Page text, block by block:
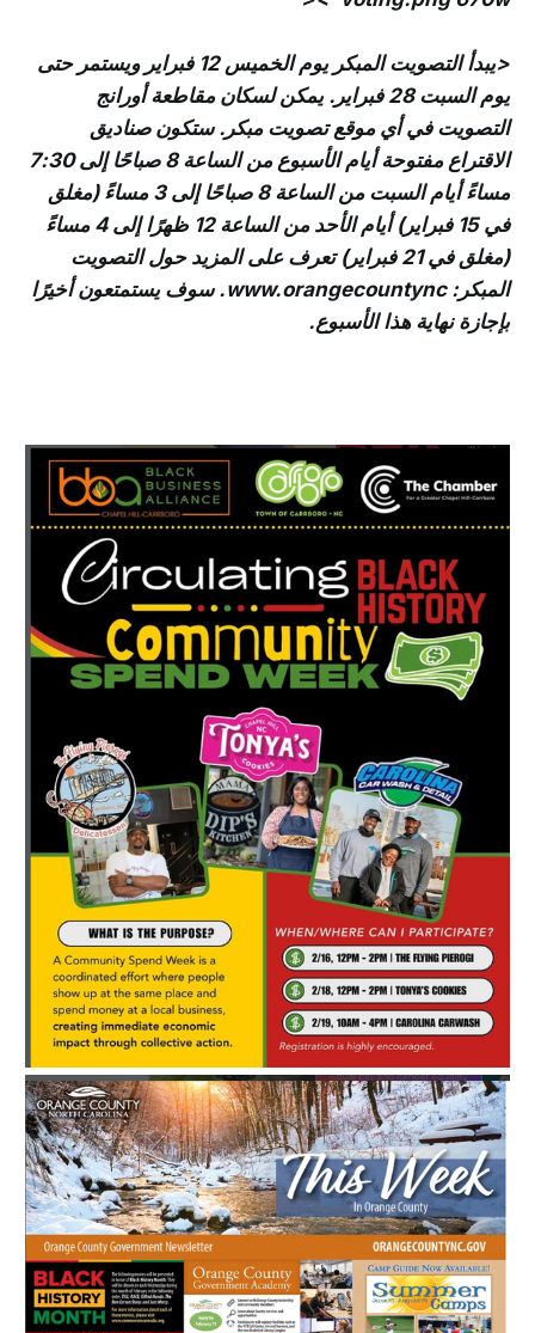
<يبدأ التصويت المبكر يوم الخميس 12 فبراير ويستمر حتى
يوم السبت 28 فبراير. يمكن لسكان مقاطعة أورانج
التصويت في أي موقع تصويت مبكر. ستكون صناديق
الاقتراع مفتوحة أيام الأسبوع من الساعة 8 صباحًا إلى 7:30
مساءً أيام السبت من الساعة 8 صباحًا إلى 3 مساءً (مغلق
في 15 فبراير) أيام الأحد من الساعة 12 ظهرًا إلى 4 مساءً
(مغلق في 21 فبراير) تعرف على المزيد حول التصويت
المبكر: www.orangecountync. سوف يستمتعون أخيرًا
بإجازة نهاية هذا الأسبوع.